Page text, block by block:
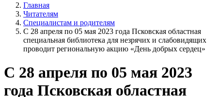
Главная
Читателям
Специалистам и родителям
С 28 апреля по 05 мая 2023 года Псковская областная
специальная библиотека для незрячих и слабовидящих
проводит региональную акцию «День добрых сердец»
С 28 апреля по 05 мая 2023
года Псковская областная